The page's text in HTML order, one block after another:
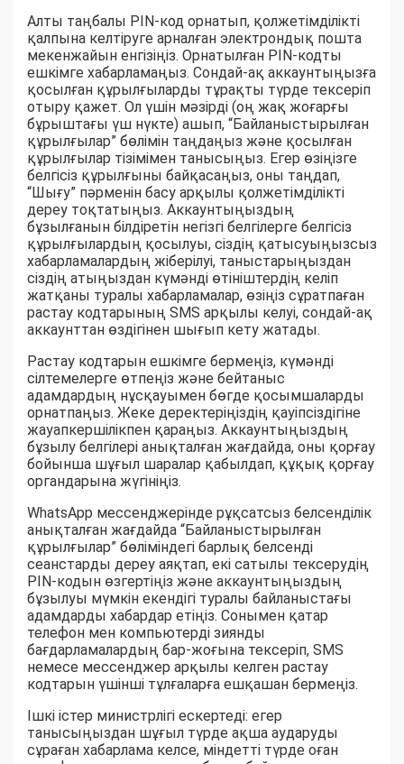
Алты таңбалы PIN-код орнатып, қолжетімділікті
қалпына келтіруге арналған электрондық пошта
мекенжайын енгізіңіз. Орнатылған PIN-кодты
ешкімге хабарламаңыз. Сондай-ақ аккаунтыңызға
қосылған құрылғыларды тұрақты түрде тексеріп
отыру қажет. Ол үшін мәзірді (оң жақ жоғарғы
бұрыштағы үш нүкте) ашып, “Байланыстырылған
құрылғылар” бөлімін таңдаңыз және қосылған
құрылғылар тізімімен танысыңыз. Егер өзіңізге
белгісіз құрылғыны байқасаңыз, оны таңдап,
“Шығу” пәрменін басу арқылы қолжетімділікті
дереу тоқтатыңыз. Аккаунтыңыздың
бұзылғанын білдіретін негізгі белгілерге белгісіз
құрылғылардың қосылуы, сіздің қатысуыңызсыз
хабарламалардың жіберілуі, таныстарыңыздан
сіздің атыңыздан күмәнді өтініштердің келіп
жатқаны туралы хабарламалар, өзіңіз сұратпаған
растау кодтарының SMS арқылы келуі, сондай-ақ
аккаунттан өздігінен шығып кету жатады.
Растау кодтарын ешкімге бермеңіз, күмәнді
сілтемелерге өтпеңіз және бейтаныс
адамдардың нұсқауымен бөгде қосымшаларды
орнатпаңыз. Жеке деректеріңіздің қауіпсіздігіне
жауапкершілікпен қараңыз. Аккаунтыңыздың
бұзылу белгілері анықталған жағдайда, оны қорғау
бойынша шұғыл шаралар қабылдап, құқық қорғау
органдарына жүгініңіз.
WhatsApp мессенджерінде рұқсатсыз белсенділік
анықталған жағдайда “Байланыстырылған
құрылғылар” бөліміндегі барлық белсенді
сеанстарды дереу аяқтап, екі сатылы тексерудің
PIN-кодын өзгертіңіз және аккаунтыңыздың
бұзылуы мүмкін екендігі туралы байланыстағы
адамдарды хабардар етіңіз. Сонымен қатар
телефон мен компьютерді зиянды
бағдарламалардың бар-жоғына тексеріп, SMS
немесе мессенджер арқылы келген растау
кодтарын үшінші тұлғаларға ешқашан бермеңіз.
Ішкі істер министрлігі ескертеді: егер
танысыңыздан шұғыл түрде ақша аударуды
сұраған хабарлама келсе, міндетті түрде оған